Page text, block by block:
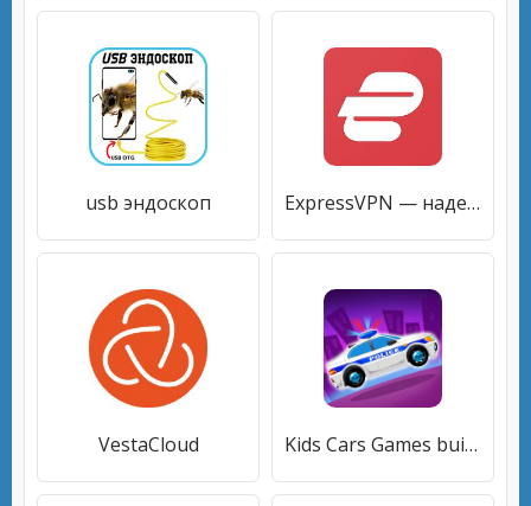
usb эндоскоп ExpressVPN — надежная, анонимная и быстрая VPN
VestaCloud Kids Cars Games build a truck